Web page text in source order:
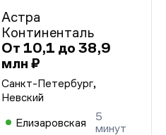
Астра
Континенталь
От 10,1 до 38,9
млн ₽
Санкт-Петербург,
Невский
Елизаровская
5
минут